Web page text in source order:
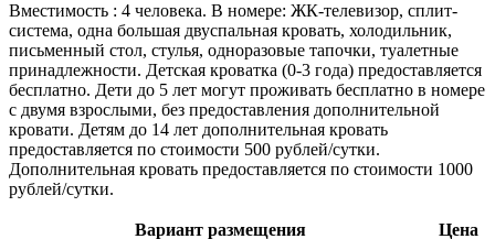
Вместимость : 4 человека. В номере: ЖК-телевизор, сплит-
система, одна большая двуспальная кровать, холодильник,
письменный стол, стулья, одноразовые тапочки, туалетные
принадлежности. Детская кроватка (0-3 года) предоставляется
бесплатно. Дети до 5 лет могут проживать бесплатно в номере
с двумя взрослыми, без предоставления дополнительной
кровати. Детям до 14 лет дополнительная кровать
предоставляется по стоимости 500 рублей/сутки.
Дополнительная кровать предоставляется по стоимости 1000
рублей/сутки.
Вариант размещения
Цена